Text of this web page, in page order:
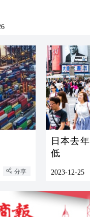
分享
日本去
低
2023-12-25